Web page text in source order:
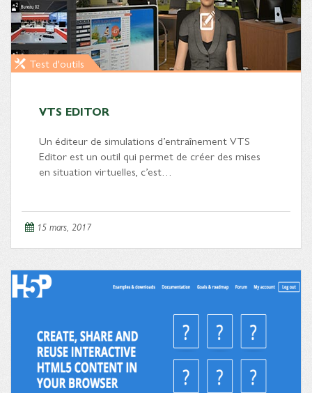
Test d'outils
VTS EDITOR
Un éditeur de simulations d’entraînement VTS
Editor est un outil qui permet de créer des mises
en situation virtuelles, c’est…
15 mars, 2017